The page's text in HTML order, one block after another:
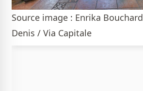
Source image : Enrika
Denis / Via Capitale